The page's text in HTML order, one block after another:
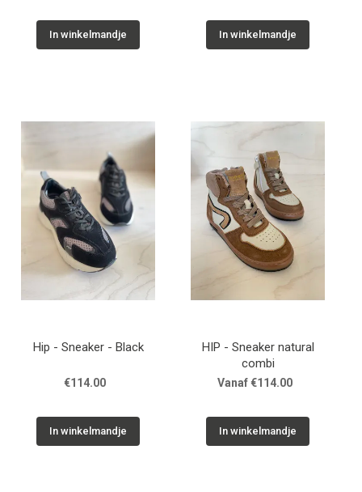
In winkelmandje In winkelmandje
Hip - Sneaker - Black
€114.00
In winkelmandje
HIP - Sneaker natural
combi
Vanaf €114.00
In winkelmandje